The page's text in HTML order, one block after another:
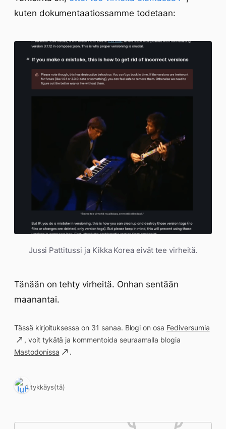
kuten dokumentaatiossamme todetaan:
Jussi Pattitussi ja Kikka Korea eivät tee virheitä.
Tänään on tehty virheitä. Onhan sentään
maanantai.
Tässä kirjoituksessa on 31 sanaa. Blogi on osa Fediversumia
, voit tykätä ja kommentoida seuraamalla blogia
Mastodonissa
.
1 tykkäys(tä)